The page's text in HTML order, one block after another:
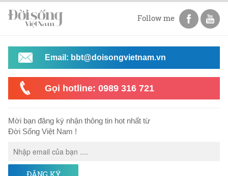
Follow me
Email: bbt@doisongvietnam.vn
Gọi hotline: 0989 316 721
Mời bạn đăng ký nhận thông tin hot nhất từ
Đời Sống Việt Nam !